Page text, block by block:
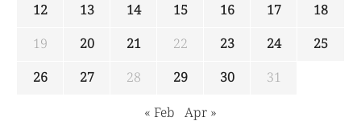
12
13 14 15 16 17
18
19
20 21 22 23 24
25
26
27 28 29 30
31
« Feb Apr »